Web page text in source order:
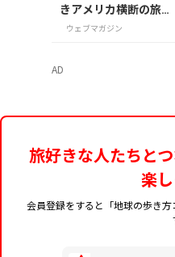
きアメリカ横断の旅
【今旅2026】
ウェブマガジン
AD
旅好きな人たちと
楽
会員登録をすると「地球の歩き